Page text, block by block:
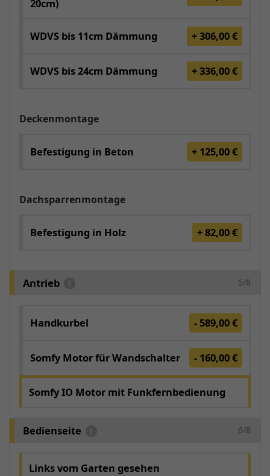
20cm)
WDVS bis 11cm Dämmung + 306,00 €
WDVS bis 24cm Dämmung + 336,00 €
Deckenmontage
Befestigung in Beton + 125,00 €
Dachsparrenmontage
Befestigung in Holz + 82,00 €
Antrieb 5/8
Handkurbel - 589,00 €
Somfy Motor für Wandschalter - 160,00 €
Somfy IO Motor mit Funkfernbedienung
Bedienseite 6/8
Links vom Garten gesehen